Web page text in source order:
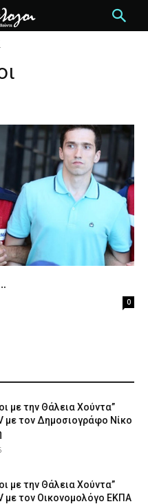
0
με την Θάλεια Χούντα”
με τον Δημοσιογράφο Νίκο
με την Θάλεια Χούντα”
με τον Οικονομολόγο ΕΚΠΑ